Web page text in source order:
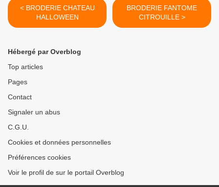
< BRODERIE CHATEAU
HALLOWEEN
BRODERIE FANTOME
CITROUILLE >
Hébergé par Overblog
Top articles
Pages
Contact
Signaler un abus
C.G.U.
Cookies et données personnelles
Préférences cookies
Voir le profil de sur le portail Overblog